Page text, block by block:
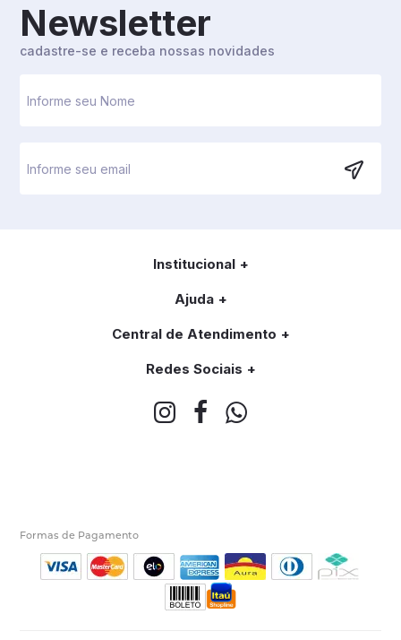
Newsletter
cadastre-se e receba nossas novidades
Institucional
Ajuda
Central de Atendimento
Redes Sociais
Formas de Pagamento